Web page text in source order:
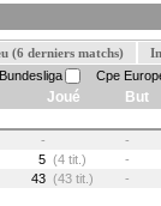
(6 derniers matchs)
Bundesliga Cpe
Joué But
-
-
5 (4 tit.)
-
43 (43 tit.)
-